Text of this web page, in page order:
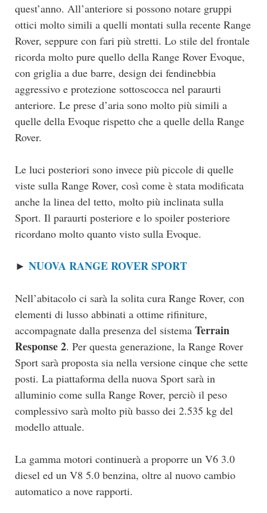
quest’anno. All’anteriore si possono notare gruppi
ottici molto simili a quelli montati sulla recente Range
Rover, seppure con fari più stretti. Lo stile del frontale
ricorda molto pure quello della Range Rover Evoque,
con griglia a due barre, design dei fendinebbia
aggressivo e protezione sottoscocca nel paraurti
anteriore. Le prese d’aria sono molto più simili a
quelle della Evoque rispetto che a quelle della Range
Rover.
Le luci posteriori sono invece più piccole di quelle
viste sulla Range Rover, così come è stata modificata
anche la linea del tetto, molto più inclinata sulla
Sport. Il paraurti posteriore e lo spoiler posteriore
ricordano molto quanto visto sulla Evoque.
► NUOVA RANGE ROVER SPORT
Nell’abitacolo ci sarà la solita cura Range Rover, con
elementi di lusso abbinati a ottime rifiniture,
accompagnate dalla presenza del sistema Terrain
Response 2. Per questa generazione, la Range Rover
Sport sarà proposta sia nella versione cinque che sette
posti. La piattaforma della nuova Sport sarà in
alluminio come sulla Range Rover, perciò il peso
complessivo sarà molto più basso dei 2.535 kg del
modello attuale.
La gamma motori continuerà a proporre un V6 3.0
diesel ed un V8 5.0 benzina, oltre al nuovo cambio
automatico a nove rapporti.